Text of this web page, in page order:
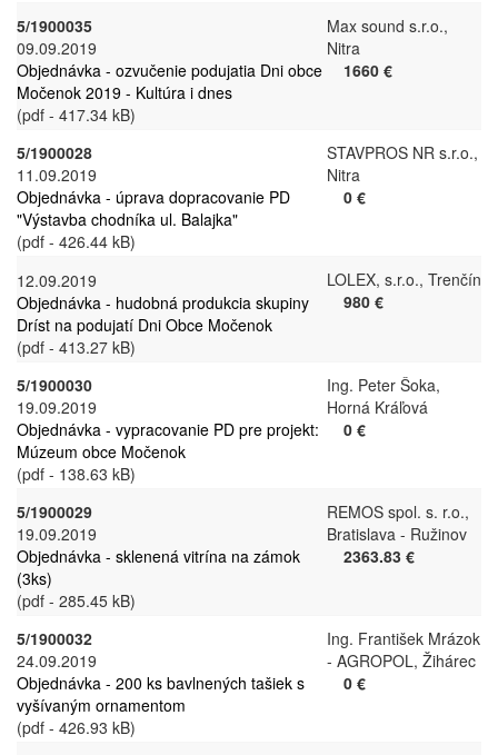
5/1900035
09.09.2019
Objednávka - ozvučenie podujatia Dni obce
Močenok 2019 - Kultúra i dnes
(pdf - 417.34 kB)
Max sound s.r.o.,
Nitra
1660 €
5/1900028
11.09.2019
Objednávka - úprava dopracovanie PD
"Výstavba chodníka ul. Balajka"
(pdf - 426.44 kB)
STAVPROS NR s.r.o.,
Nitra
0 €
12.09.2019
Objednávka - hudobná produkcia skupiny
Dríst na podujatí Dni Obce Močenok
(pdf - 413.27 kB)
LOLEX, s.r.o., Trenčín
980 €
5/1900030
19.09.2019
Objednávka - vypracovanie PD pre projekt:
Múzeum obce Močenok
(pdf - 138.63 kB)
Ing. Peter Šoka,
Horná Kráľová
0 €
5/1900029
19.09.2019
Objednávka - sklenená vitrína na zámok
(3ks)
(pdf - 285.45 kB)
REMOS spol. s. r.o.,
Bratislava - Ružinov
2363.83 €
5/1900032
24.09.2019
Objednávka - 200 ks bavlnených tašiek s
vyšívaným ornamentom
(pdf - 426.93 kB)
Ing. František Mrázok
- AGROPOL, Žihárec
0 €